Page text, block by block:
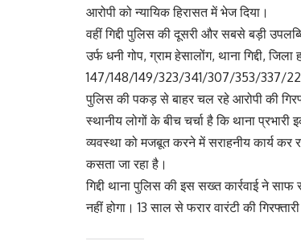
आरोपी को न्यायिक हिरासत में भेज दिया।
वहीं गिद्दी पुलिस की दूसरी और सबसे बड़ी
उर्फ धनी गोप, ग्राम हेसालोंग, थाना गिद्दी,
147/148/149/323/341/307/353/337/
पुलिस की पकड़ से बाहर चल रहे आरोपी की
स्थानीय लोगों के बीच चर्चा है कि थाना
व्यवस्था को मजबूत करने में सराहनीय कार्य कर
कसता जा रहा है।
गिद्दी थाना पुलिस की इस सख्त कार्रवाई ने
नहीं होगा। 13 साल से फरार वारंटी की